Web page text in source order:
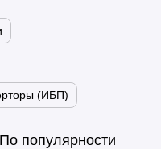
(ИБП)
По популярности